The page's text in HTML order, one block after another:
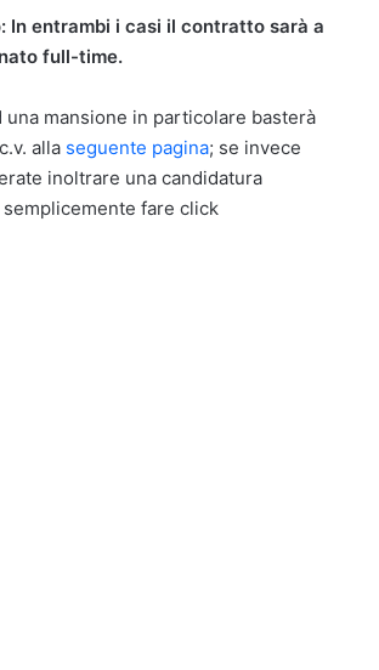
In entrambi i casi il contratto sarà a
full-time.
una mansione in particolare basterà
alla seguente pagina; se invece
inoltrare una candidatura
semplicemente fare click